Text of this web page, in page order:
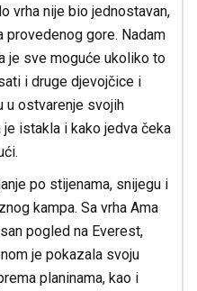
vrha nije bio jednostavan,
gore. Nadam
je sve moguće ukoliko to
i druge djevojčice i
u ostvarenje svojih
je istakla i kako jedva čeka
po stijenama, snijegu i
kampa. Sa vrha Ama
pogled na Everest,
je pokazala svoju
planinama, kao i